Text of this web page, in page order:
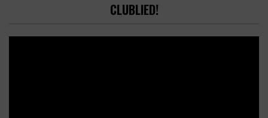
CLUBLIED!